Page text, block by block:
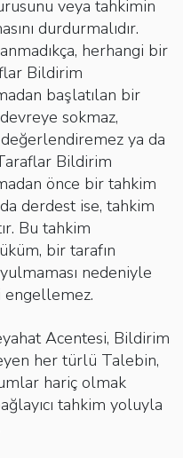
veya tahkimin
durdurmalıdır.
herhangi bir
Bildirim
başlatılan bir
sokmaz,
ya da
Bildirim
önce bir tahkim
derdest ise, tahkim
Bu tahkim
bir tarafın
nedeniyle
Acentesi, Bildirim
her türlü Talebin,
hariç olmak
tahkim yoluyla